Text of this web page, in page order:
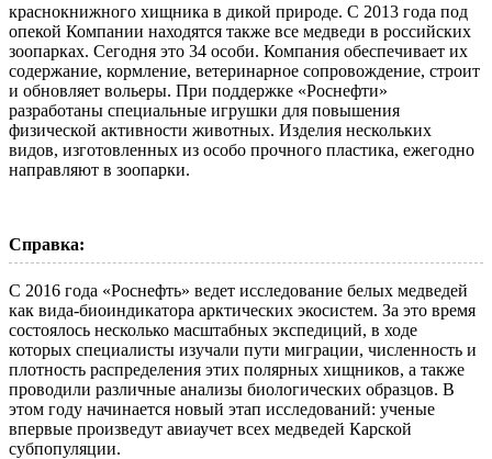
краснокнижного хищника в дикой природе. С 2013 года под
опекой Компании находятся также все медведи в российских
зоопарках. Сегодня это 34 особи. Компания обеспечивает их
содержание, кормление, ветеринарное сопровождение, строит
и обновляет вольеры. При поддержке «Роснефти»
разработаны специальные игрушки для повышения
физической активности животных. Изделия нескольких
видов, изготовленных из особо прочного пластика, ежегодно
направляют в зоопарки.
Справка:
C 2016 года «Роснефть» ведет исследование белых медведей
как вида-биоиндикатора арктических экосистем. За это время
состоялось несколько масштабных экспедиций, в ходе
которых специалисты изучали пути миграции, численность и
плотность распределения этих полярных хищников, а также
проводили различные анализы биологических образцов. В
этом году начинается новый этап исследований: ученые
впервые произведут авиаучет всех медведей Карской
субпопуляции.